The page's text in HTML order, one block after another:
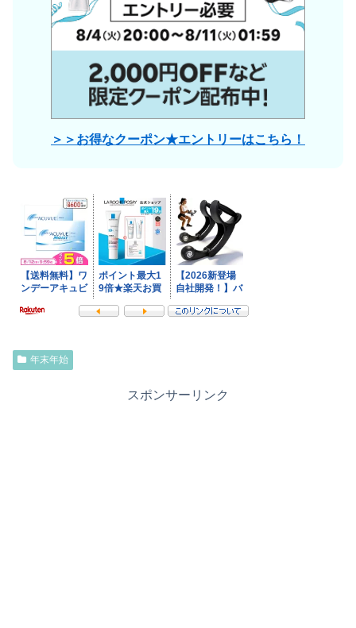
＞＞お得なクーポン★エントリーはこちら！
年末年始
スポンサーリンク